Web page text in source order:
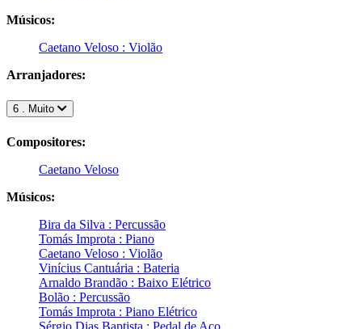
Músicos:
Caetano Veloso : Violão
Arranjadores:
6 . Muito
Compositores:
Caetano Veloso
Músicos:
Bira da Silva : Percussão
Tomás Improta : Piano
Caetano Veloso : Violão
Vinícius Cantuária : Bateria
Arnaldo Brandão : Baixo Elétrico
Bolão : Percussão
Tomás Improta : Piano Elétrico
Sérgio Dias Baptista : Pedal de Aço